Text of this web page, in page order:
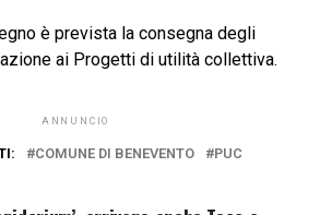
è prevista la consegna degli
ai Progetti di utilità collettiva.
ANNUNCIO
COMUNE DI BENEVENTO PUC